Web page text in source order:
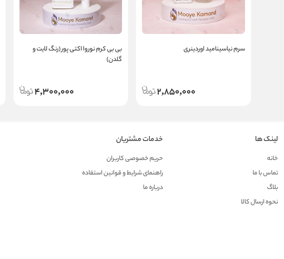
سرم نیاسینامید اوردینری
2,850,000
بی بی کرم نوروا اکتی پور (رنگ لایت و
گلدن)
4,300,000
لینک ها
خانه
تماس با ما
بلاگ
نحوه ارسال کالا
خدمات مشتریان
حریم خصوصی کاربران
راهنمای شرایط و قوانین استفاده
درباره ما